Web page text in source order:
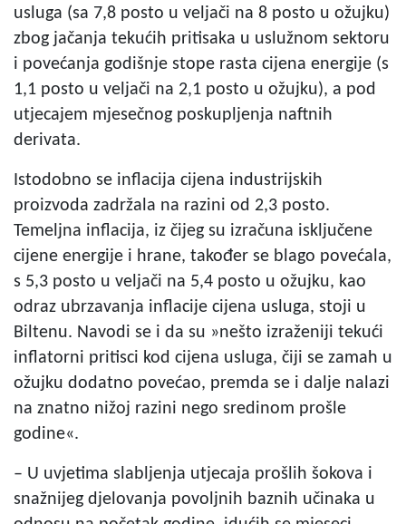
usluga (sa 7,8 posto u veljači na 8 posto u ožujku)
zbog jačanja tekućih pritisaka u uslužnom sektoru
i povećanja godišnje stope rasta cijena energije (s
1,1 posto u veljači na 2,1 posto u ožujku), a pod
utjecajem mjesečnog poskupljenja naftnih
derivata.
Istodobno se inflacija cijena industrijskih
proizvoda zadržala na razini od 2,3 posto.
Temeljna inflacija, iz čijeg su izračuna isključene
cijene energije i hrane, također se blago povećala,
s 5,3 posto u veljači na 5,4 posto u ožujku, kao
odraz ubrzavanja inflacije cijena usluga, stoji u
Biltenu. Navodi se i da su »nešto izraženiji tekući
inflatorni pritisci kod cijena usluga, čiji se zamah u
ožujku dodatno povećao, premda se i dalje nalazi
na znatno nižoj razini nego sredinom prošle
godine«.
– U uvjetima slabljenja utjecaja prošlih šokova i
snažnijeg djelovanja povoljnih baznih učinaka u